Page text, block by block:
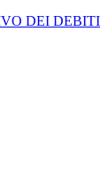
DEI DEBITI